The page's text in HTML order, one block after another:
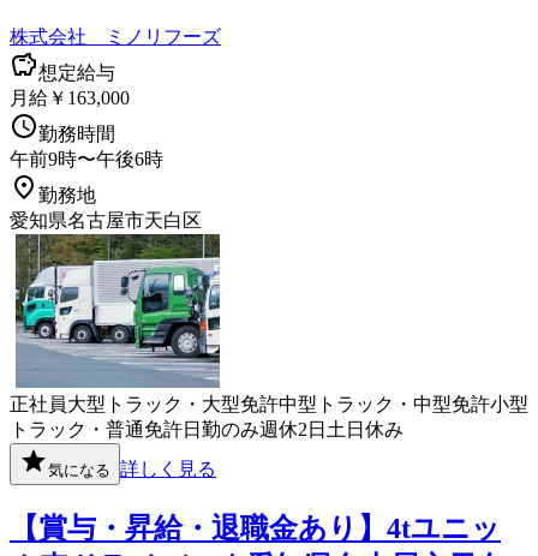
株式会社 ミノリフーズ
想定給与
月給￥163,000
勤務時間
午前9時〜午後6時
勤務地
愛知県名古屋市天白区
正社員大型トラック・大型免許中型トラック・中型免許小型
トラック・普通免許日勤のみ週休2日 土日休み
気になる 詳しく見る
【賞与・昇給・退職金あり】4tユニッ